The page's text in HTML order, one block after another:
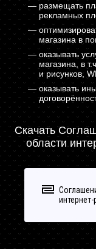
размещать
рекламных
магазина в
оказывать
магазина, в
и рисунков,
оказывать
Скачать
области